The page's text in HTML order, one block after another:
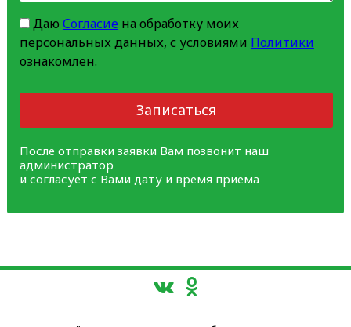
Даю Согласиена обработку моих
персональных данных, с условиями Политики
ознакомлен.
Записаться
После отправки заявки Вам позвонит наш
администратор
и согласует с Вами дату и время приема